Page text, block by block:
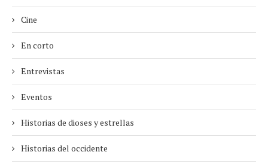
Cine
En corto
Entrevistas
Eventos
Historias de dioses y estrellas
Historias del occidente